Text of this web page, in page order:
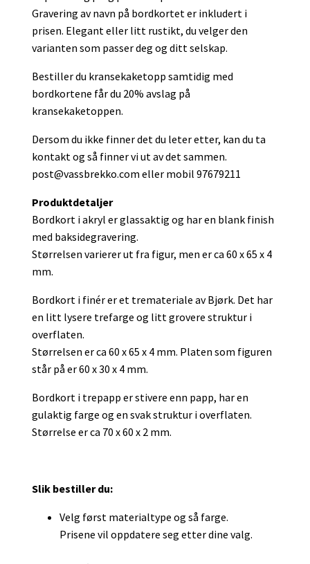
Gravering av navn på bordkortet er inkludert i
prisen. Elegant eller litt rustikt, du velger den
varianten som passer deg og ditt selskap.
Bestiller du kransekaketopp samtidig med
bordkortene får du 20% avslag på
kransekaketoppen.
Dersom du ikke finner det du leter etter, kan du ta
kontakt og så finner vi ut av det sammen.
post@vassbrekko.com eller mobil 97679211
Produktdetaljer
Bordkort i akryl er glassaktig og har en blank finish
med baksidegravering.
Størrelsen varierer ut fra figur, men er ca 60 x 65 x 4
mm.
Bordkort i finér er et tremateriale av Bjørk. Det har
en litt lysere trefarge og litt grovere struktur i
overflaten.
Størrelsen er ca 60 x 65 x 4 mm. Platen som figuren
står på er 60 x 30 x 4 mm.
Bordkort i trepapp er stivere enn papp, har en
gulaktig farge og en svak struktur i overflaten.
Størrelse er ca 70 x 60 x 2 mm.
Slik bestiller du:
Velg først materialtype og så farge.
Prisene vil oppdatere seg etter dine valg.